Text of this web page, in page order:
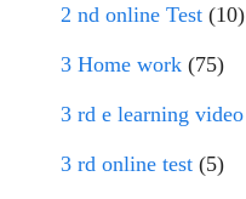
2 nd online Test (10)
3 Home work (75)
3 rd e learning video
3 rd online test (5)